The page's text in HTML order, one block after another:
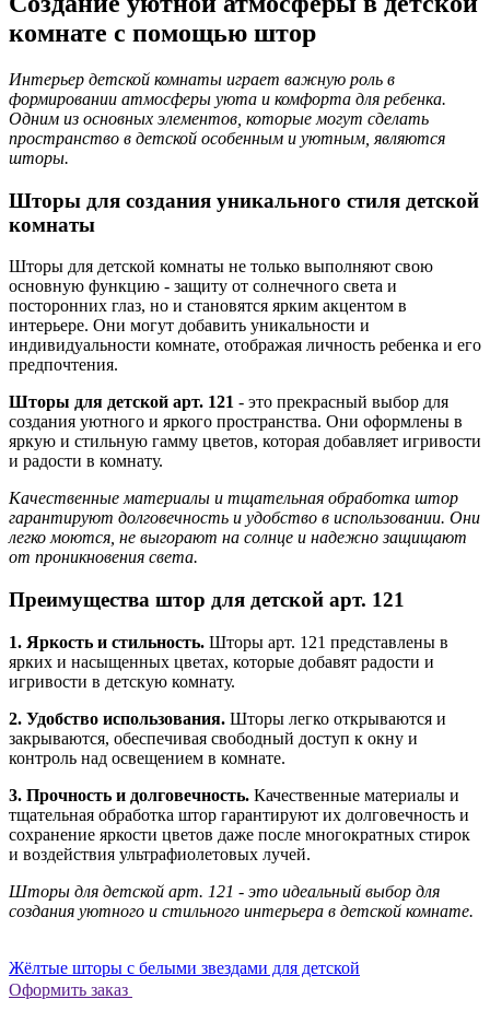
комнате с помощью штор
Интерьер детской комнаты играет важную роль в
формировании атмосферы уюта и комфорта для ребенка.
Одним из основных элементов, которые могут сделать
пространство в детской особенным и уютным, являются
шторы.
Шторы для создания уникального стиля детской
комнаты
Шторы для детской комнаты не только выполняют свою
основную функцию - защиту от солнечного света и
посторонних глаз, но и становятся ярким акцентом в
интерьере. Они могут добавить уникальности и
индивидуальности комнате, отображая личность ребенка и его
предпочтения.
Шторы для детской арт. 121 - это прекрасный выбор для
создания уютного и яркого пространства. Они оформлены в
яркую и стильную гамму цветов, которая добавляет игривости
и радости в комнату.
Качественные материалы и тщательная обработка штор
гарантируют долговечность и удобство в использовании. Они
легко моются, не выгорают на солнце и надежно защищают
от проникновения света.
Преимущества штор для детской арт. 121
1. Яркость и стильность. Шторы арт. 121 представлены в
ярких и насыщенных цветах, которые добавят радости и
игривости в детскую комнату.
2. Удобство использования. Шторы легко открываются и
закрываются, обеспечивая свободный доступ к окну и
контроль над освещением в комнате.
3. Прочность и долговечность. Качественные материалы и
тщательная обработка штор гарантируют их долговечность и
сохранение яркости цветов даже после многократных стирок
и воздействия ультрафиолетовых лучей.
Шторы для детской арт. 121 - это идеальный выбор для
создания уютного и стильного интерьера в детской комнате.
Жёлтые шторы с белыми звездами для детской
Оформить заказ